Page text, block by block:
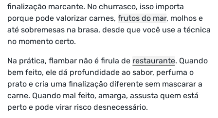
finalização marcante. No churrasco, isso importa
porque pode valorizar carnes, frutos do mar, molhos e
até sobremesas na brasa, desde que você use a técnica
no momento certo.
Na prática, flambar não é firula de restaurante. Quando
bem feito, ele dá profundidade ao sabor, perfuma o
prato e cria uma finalização diferente sem mascarar a
carne. Quando mal feito, amarga, assusta quem está
perto e pode virar risco desnecessário.